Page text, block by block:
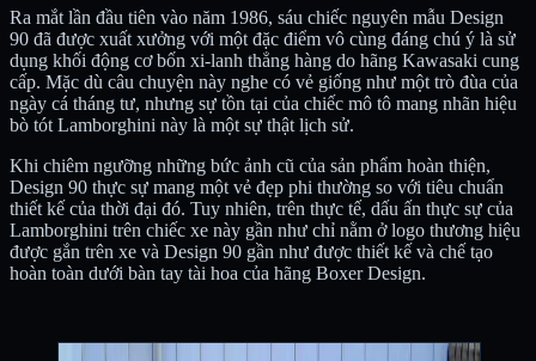
Ra mắt lần đầu tiên vào năm 1986, sáu chiếc nguyên mẫu Design
90 đã được xuất xưởng với một đặc điểm vô cùng đáng chú ý là sử
dụng khối động cơ bốn xi-lanh thẳng hàng do hãng Kawasaki cung
cấp. Mặc dù câu chuyện này nghe có vẻ giống như một trò đùa của
ngày cá tháng tư, nhưng sự tồn tại của chiếc mô tô mang nhãn hiệu
bò tót Lamborghini này là một sự thật lịch sử.
Khi chiêm ngưỡng những bức ảnh cũ của sản phẩm hoàn thiện,
Design 90 thực sự mang một vẻ đẹp phi thường so với tiêu chuẩn
thiết kế của thời đại đó. Tuy nhiên, trên thực tế, dấu ấn thực sự của
Lamborghini trên chiếc xe này gần như chỉ nằm ở logo thương hiệu
được gắn trên xe và Design 90 gần như được thiết kế và chế tạo
hoàn toàn dưới bàn tay tài hoa của hãng Boxer Design.